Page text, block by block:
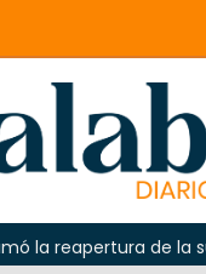
reapertura de la